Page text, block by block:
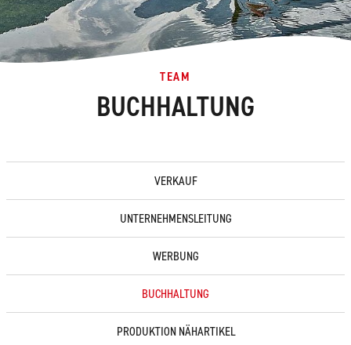
TEAM
BUCHHALTUNG
VERKAUF
UNTERNEHMENSLEITUNG
WERBUNG
BUCHHALTUNG
PRODUKTION NÄHARTIKEL